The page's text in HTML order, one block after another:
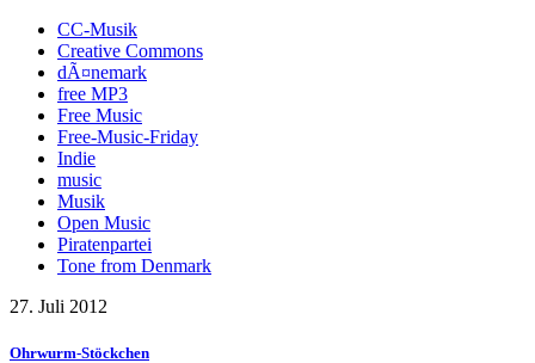
CC-Musik
Creative Commons
dÃ¤nemark
free MP3
Free Music
Free-Music-Friday
Indie
music
Musik
Open Music
Piratenpartei
Tone from Denmark
27. Juli 2012
Ohrwurm-Stöckchen